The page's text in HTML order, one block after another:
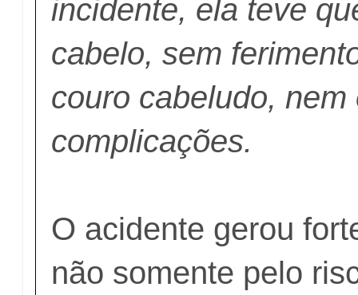
incidente, ela teve
cabelo, sem
couro cabeludo, nem
complicações.
O acidente gerou
não somente pelo